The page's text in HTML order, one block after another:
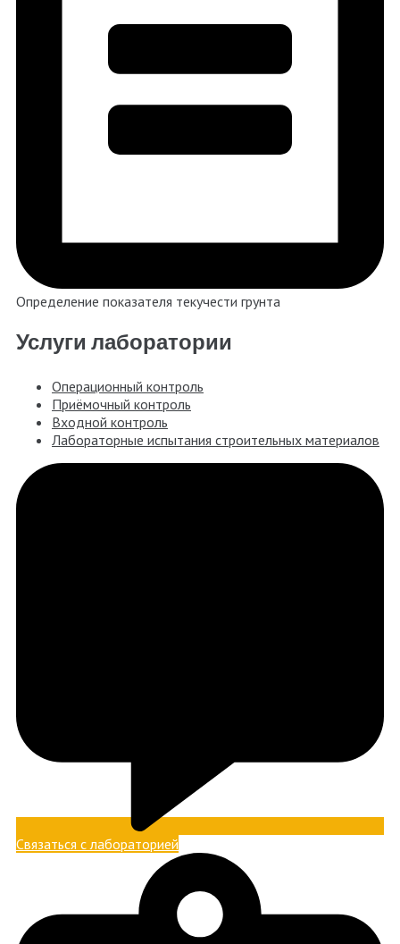
Определение показателя текучести грунта
Услуги лаборатории
Операционный контроль
Приёмочный контроль
Входной контроль
Лабораторные испытания строительных материалов
Связаться с лабораторией